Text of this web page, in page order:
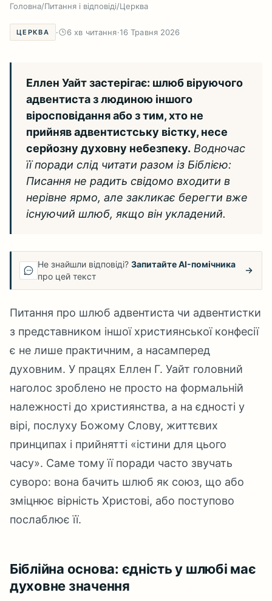
Головна/Питання і відповіді/Церква
ЦЕРКВА · 6 хв читання·16 Травня 2026
Еллен Уайт застерігає: шлюб віруючого
адвентиста з людиною іншого
віросповідання або з тим, хто не
прийняв адвентистську вістку, несе
серйозну духовну небезпеку. Водночас
її поради слід читати разом із Біблією:
Писання не радить свідомо входити в
нерівне ярмо, але закликає берегти вже
існуючий шлюб, якщо він укладений.
Не знайшли відповіді? Запитайте AI-помічника
про цей текст
Питання про шлюб адвентиста чи адвентистки
з представником іншої християнської конфесії
є не лише практичним, а насамперед
духовним. У працях Еллен Г. Уайт головний
наголос зроблено не просто на формальній
належності до християнства, а на єдності у
вірі, послуху Божому Слову, життєвих
принципах і прийнятті «істини для цього
часу». Саме тому її поради часто звучать
суворо: вона бачить шлюб як союз, що або
зміцнює вірність Христові, або поступово
послаблює її.
Біблійна основа: єдність у шлюбі має
духовне значення